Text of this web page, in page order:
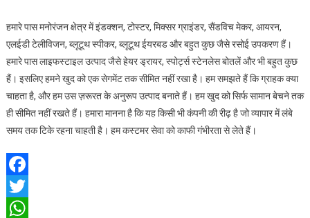
हमारे पास मनोरंजन क्षेत्र में इंडक्शन, टोस्टर, मिक्सर ग्राइंडर, सैंडविच मेकर, आयरन,
एलईडी टेलीविजन, ब्लूटूथ स्पीकर, ब्लूटूथ ईयरबड और बहुत कुछ जैसे रसोई उपकरण हैं।
हमारे पास लाइफस्टाइल उत्पाद जैसे हेयर ड्रायर, स्पोर्ट्स स्टेनलेस बोतलें और भी बहुत कुछ
हैं। इसलिए हमने खुद को एक सेगमेंट तक सीमित नहीं रखा है। हम समझते हैं कि ग्राहक क्या
चाहता है, और हम उस ज़रूरत के अनुरूप उत्पाद बनाते हैं। हम खुद को सिर्फ सामान बेचने तक
ही सीमित नहीं रखते हैं। हमारा मानना है कि यह किसी भी कंपनी की रीढ़ है जो व्यापार में लंबे
समय तक टिके रहना चाहती है। हम कस्टमर सेवा को काफी गंभीरता से लेते हैं।
Facebook
Twitter